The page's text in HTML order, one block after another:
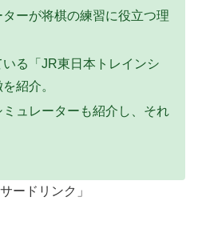
ターが将棋の練習に役立つ理
る「JR東日本トレインシ
紹介。
ュレーターも紹介し、それ
ードリンク」